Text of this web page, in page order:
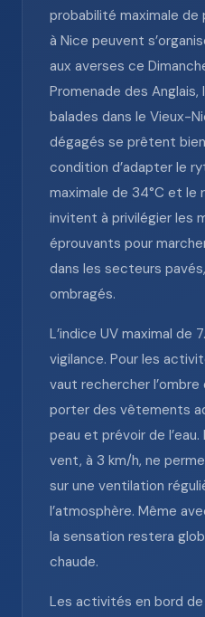
probabilité maximale de
à Nice peuvent
aux averses ce
Promenade des
balades dans le Vieux-
dégagés se prêtent bien
condition d’adapter le
maximale de 34°C et le
invitent à privilégier les
éprouvants pour
dans les secteurs
ombragés.
L’indice UV maximal de
vigilance. Pour les
vaut rechercher
porter des vêtements
peau et prévoir de
vent, à 3 km/h, ne
sur une ventilation
l’atmosphère. Même
la sensation restera
chaude.
Les activités en bord